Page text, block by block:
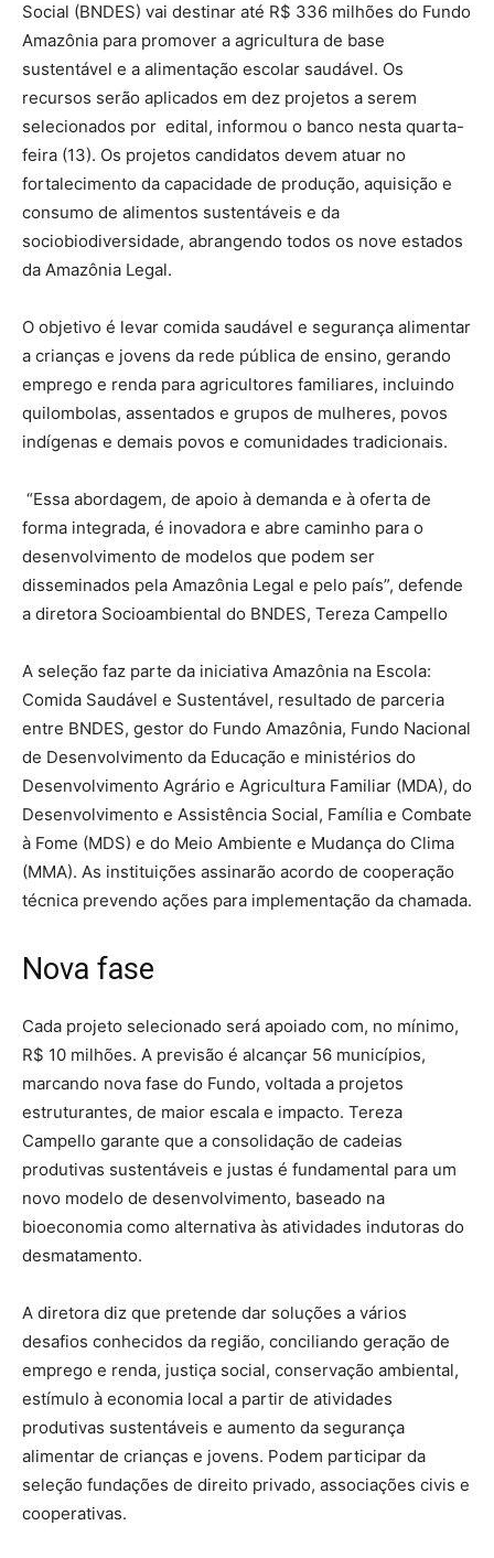
Social (BNDES) vai destinar até R$ 336 milhões do Fundo
Amazônia para promover a agricultura de base
sustentável e a alimentação escolar saudável. Os
recursos serão aplicados em dez projetos a serem
selecionados por edital, informou o banco nesta quarta-
feira (13). Os projetos candidatos devem atuar no
fortalecimento da capacidade de produção, aquisição e
consumo de alimentos sustentáveis e da
sociobiodiversidade, abrangendo todos os nove estados
da Amazônia Legal.
O objetivo é levar comida saudável e segurança alimentar
a crianças e jovens da rede pública de ensino, gerando
emprego e renda para agricultores familiares, incluindo
quilombolas, assentados e grupos de mulheres, povos
indígenas e demais povos e comunidades tradicionais.
“Essa abordagem, de apoio à demanda e à oferta de
forma integrada, é inovadora e abre caminho para o
desenvolvimento de modelos que podem ser
disseminados pela Amazônia Legal e pelo país”, defende
a diretora Socioambiental do BNDES, Tereza Campello
A seleção faz parte da iniciativa Amazônia na Escola:
Comida Saudável e Sustentável, resultado de parceria
entre BNDES, gestor do Fundo Amazônia, Fundo Nacional
de Desenvolvimento da Educação e ministérios do
Desenvolvimento Agrário e Agricultura Familiar (MDA), do
Desenvolvimento e Assistência Social, Família e Combate
à Fome (MDS) e do Meio Ambiente e Mudança do Clima
(MMA). As instituições assinarão acordo de cooperação
técnica prevendo ações para implementação da chamada.
Nova fase
Cada projeto selecionado será apoiado com, no mínimo,
R$ 10 milhões. A previsão é alcançar 56 municípios,
marcando nova fase do Fundo, voltada a projetos
estruturantes, de maior escala e impacto. Tereza
Campello garante que a consolidação de cadeias
produtivas sustentáveis e justas é fundamental para um
novo modelo de desenvolvimento, baseado na
bioeconomia como alternativa às atividades indutoras do
desmatamento.
A diretora diz que pretende dar soluções a vários
desafios conhecidos da região, conciliando geração de
emprego e renda, justiça social, conservação ambiental,
estímulo à economia local a partir de atividades
produtivas sustentáveis e aumento da segurança
alimentar de crianças e jovens. Podem participar da
seleção fundações de direito privado, associações civis e
cooperativas.